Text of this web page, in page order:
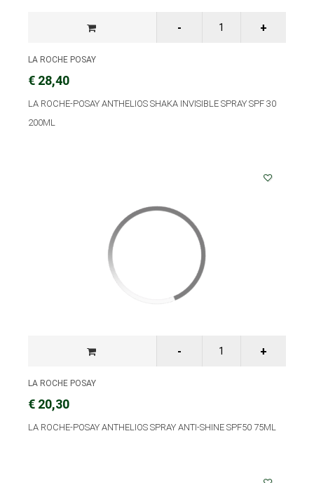
LA ROCHE POSAY
€ 28,40
LA ROCHE-POSAY ANTHELIOS SHAKA INVISIBLE SPRAY SPF 30
200ML
LA ROCHE POSAY
€ 20,30
LA ROCHE-POSAY ANTHELIOS SPRAY ANTI-SHINE SPF50 75ML